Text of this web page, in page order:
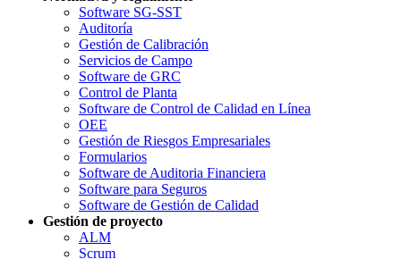
Software SG-SST
Auditoría
Gestión de Calibración
Servicios de Campo
Software de GRC
Control de Planta
Software de Control de Calidad en Línea
OEE
Gestión de Riesgos Empresariales
Formularios
Software de Auditoria Financiera
Software para Seguros
Software de Gestión de Calidad
Gestión de proyecto
ALM
Scrum